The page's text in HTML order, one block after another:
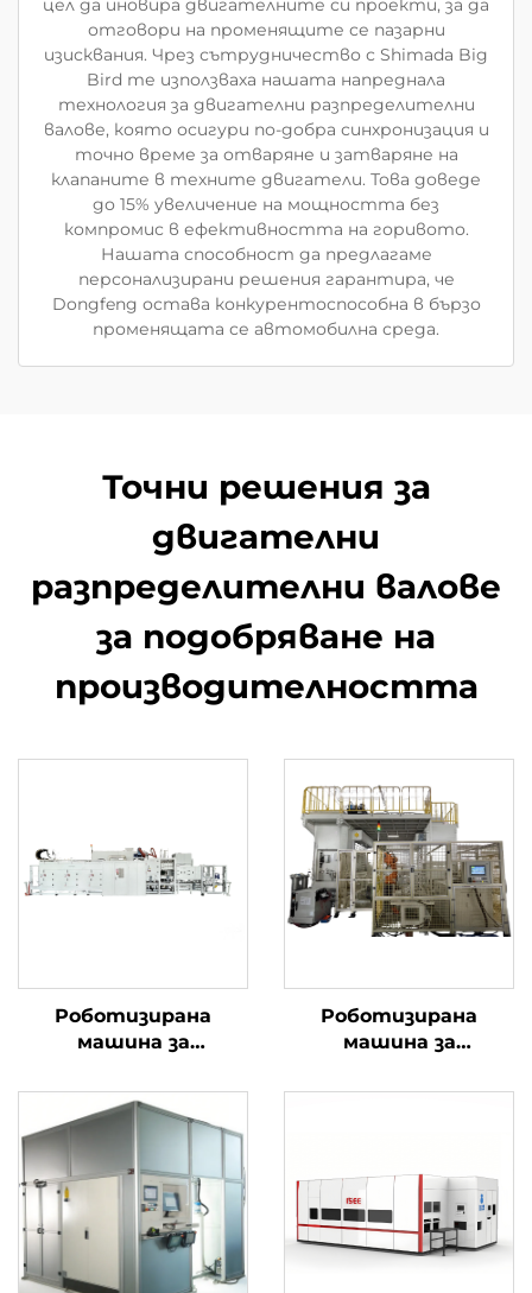
цел да иновира двигателните си проекти, за да
отговори на променящите се пазарни
изисквания. Чрез сътрудничество с Shimada Big
Bird те използваха нашата напреднала
технология за двигателни разпределителни
валове, която осигури по-добра синхронизация и
точно време за отваряне и затваряне на
клапаните в техните двигатели. Това доведе
до 15% увеличение на мощността без
компромис в ефективността на горивото.
Нашата способност да предлагаме
персонализирани решения гарантира, че
Dongfeng остава конкурентоспособна в бързо
променящата се автомобилна среда.
Точни решения за
двигателни
разпределителни валове
за подобряване на
производителността
Роботизирана
машина за
високо налягане
Роботизирана
машина за
прецизност на